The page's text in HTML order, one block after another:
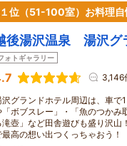
位（51-100室）お料理自
後湯沢温泉 湯沢グ
ォトギャラリー
3,146
沢グランドホテル周辺は、車で
「ボブスレー」・「魚のつかみ
滝壺」など田舎遊びも盛り沢山
最高の想い出つくっちゃおう！